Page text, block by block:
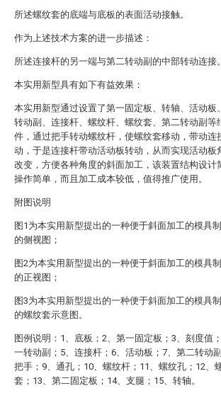
所述螺纹套的底端与底板的表面活动接触。
作为上述技术方案的进一步描述：
所述连接杆的另一端与第二转动副的中部转动连接。
本实用新型具有如下有益效果：
本实用新型通过设置了第一固定板、转轴、活动板
转动副、连接杆、螺纹杆、螺纹套、第二转动副等
件，通过把手转动螺纹杆，使螺纹套移动，带动连
动，于是连接杆带动活动板转动，从而实现活动板
改变，方便各种角度的斜面加工，该装置结构设计
操作简单，而且加工成本较低，值得推广使用。
附图说明
图1为本实用新型提出的一种便于斜面加工的模具
的侧视图；
图2为本实用新型提出的一种便于斜面加工的模具
的正视图；
图3为本实用新型提出的一种便于斜面加工的模具
的螺纹套示意图。
图例说明：1、底板；2、第一固定板；3、刻度值
一转动副；5、连接杆；6、活动板；7、第二转动副
把手；9、通孔；10、螺纹杆；11、螺纹孔；12、
套；13、第二固定板；14、支腿；15、转轴。